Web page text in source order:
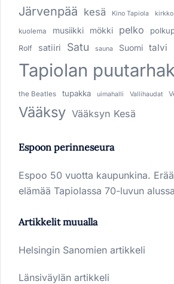
Järvenpää kesä Kino Tapiola kirkko
kuolema musiikki mökki pelko
Rolf satiiri Satu sauna Suomi talvi
Tapiolan
the Beatles tupakka uimahalli Vallihaudat
Vääksy Vääksyn Kesä
Espoon perinneseura
Espoo 50 vuotta kaupunkina.
elämää Tapiolassa 70-luvun
Artikkelit muualla
Helsingin Sanomien artikkeli
Länsiväylän artikkeli